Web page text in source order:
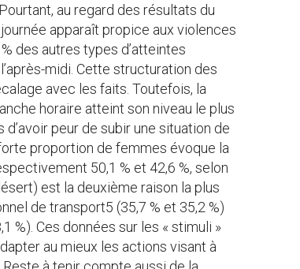
au regard des résultats du
apparaît propice aux violences
des autres types d’atteintes
midi. Cette structuration des
avec les faits. Toutefois, la
horaire atteint son niveau le plus
peur de subir une situation de
proportion de femmes évoque la
50,1 % et 42,6 %, selon
est la deuxième raison la plus
de transport5 (35,7 % et 35,2 %)
%). Ces données sur les « stimuli »
au mieux les actions visant à